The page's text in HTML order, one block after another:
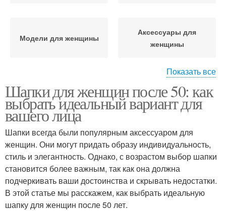
Модели для женщины
Аксессуары для
женщины
Шапки для женщины
Показать все
Шапки для женщин после 50: как
выбрать идеальный вариант для
вашего лица
Шапки всегда были популярным аксессуаром для
женщин. Они могут придать образу индивидуальность,
стиль и элегантность. Однако, с возрастом выбор шапки
становится более важным, так как она должна
подчеркивать ваши достоинства и скрывать недостатки.
В этой статье мы расскажем, как выбрать идеальную
шапку для женщин после 50 лет.